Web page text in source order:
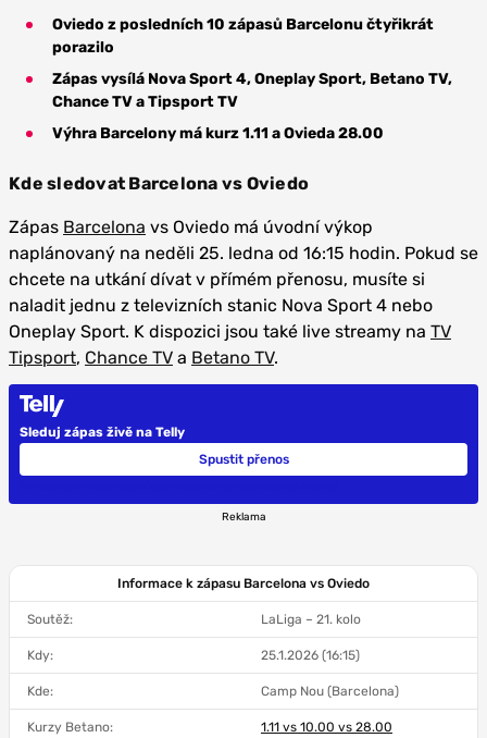
Oviedo z posledních 10 zápasů Barcelonu čtyřikrát
porazilo
Zápas vysílá Nova Sport 4, Oneplay Sport, Betano TV,
Chance TV a Tipsport TV
Výhra Barcelony má kurz 1.11 a Ovieda 28.00
Kde sledovat Barcelona vs Oviedo
Zápas Barcelona vs Oviedo má úvodní výkop
naplánovaný na neděli 25. ledna od 16:15 hodin. Pokud se
chcete na utkání dívat v přímém přenosu, musíte si
naladit jednu z televizních stanic Nova Sport 4 nebo
Oneplay Sport. K dispozici jsou také live streamy na TV
Tipsport, Chance TV a Betano TV.
Sleduj zápas živě na Telly
Spustit přenos
Reklama
Informace k zápasu Barcelona vs Oviedo
Soutěž: LaLiga – 21. kolo
Kdy: 25.1.2026 (16:15)
Kde: Camp Nou (Barcelona)
Kurzy Betano: 1.11 vs 10.00 vs 28.00